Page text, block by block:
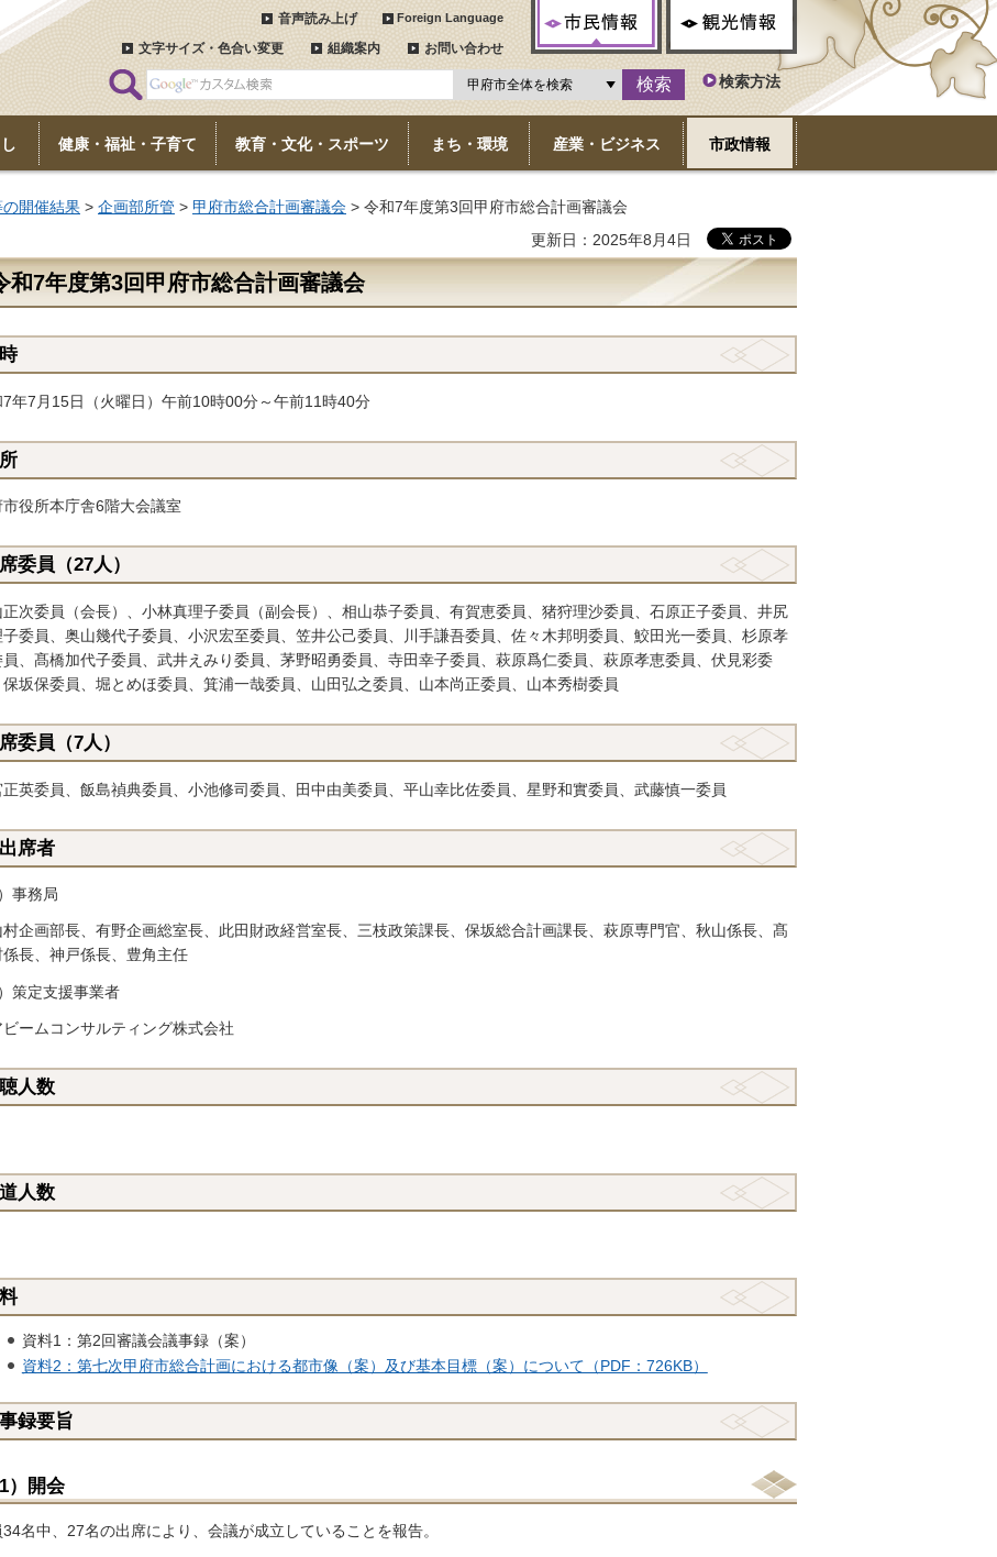
音声読み上げ Foreign Language
文字サイズ・色合い変更 組織案内 お問い合わせ
検索方法
健康・福祉・子育て 教育・文化・スポーツ まち・環境 産業・ビジネス 市政情報
開催結果 > 企画部所管 > 甲府市総合計画審議会 > 令和7年度第3回甲府市総合計画審議会
更新日：2025年8月4日
和7年度第3回甲府市総合計画審議会
7年7月15日（火曜日）午前10時00分～午前11時40分
市役所本庁舎6階大会議室
委員（27人）
正次委員（会長）、小林真理子委員（副会長）、相山恭子委員、有賀恵委員、猪狩理沙委員、石原正子委員、井尻
子委員、奥山幾代子委員、小沢宏至委員、笠井公己委員、川手謙吾委員、佐々木邦明委員、鮫田光一委員、杉原孝
員、髙橋加代子委員、武井えみり委員、茅野昭勇委員、寺田幸子委員、萩原爲仁委員、萩原孝恵委員、伏見彩委
保坂保委員、堀とめほ委員、箕浦一哉委員、山田弘之委員、山本尚正委員、山本秀樹委員
委員（7人）
正英委員、飯島禎典委員、小池修司委員、田中由美委員、平山幸比佐委員、星野和實委員、武藤慎一委員
席者
事務局
村企画部長、有野企画総室長、此田財政経営室長、三枝政策課長、保坂総合計画課長、萩原専門官、秋山係長、髙
係長、神戸係長、豊角主任
）策定支援事業者
ビームコンサルティング株式会社
人数
人数
資料1：第2回審議会議事録（案）
資料2：第七次甲府市総合計画における都市像（案）及び基本目標（案）について（PDF：726KB）
録要旨
1）開会
名中、27名の出席により、会議が成立していることを報告。